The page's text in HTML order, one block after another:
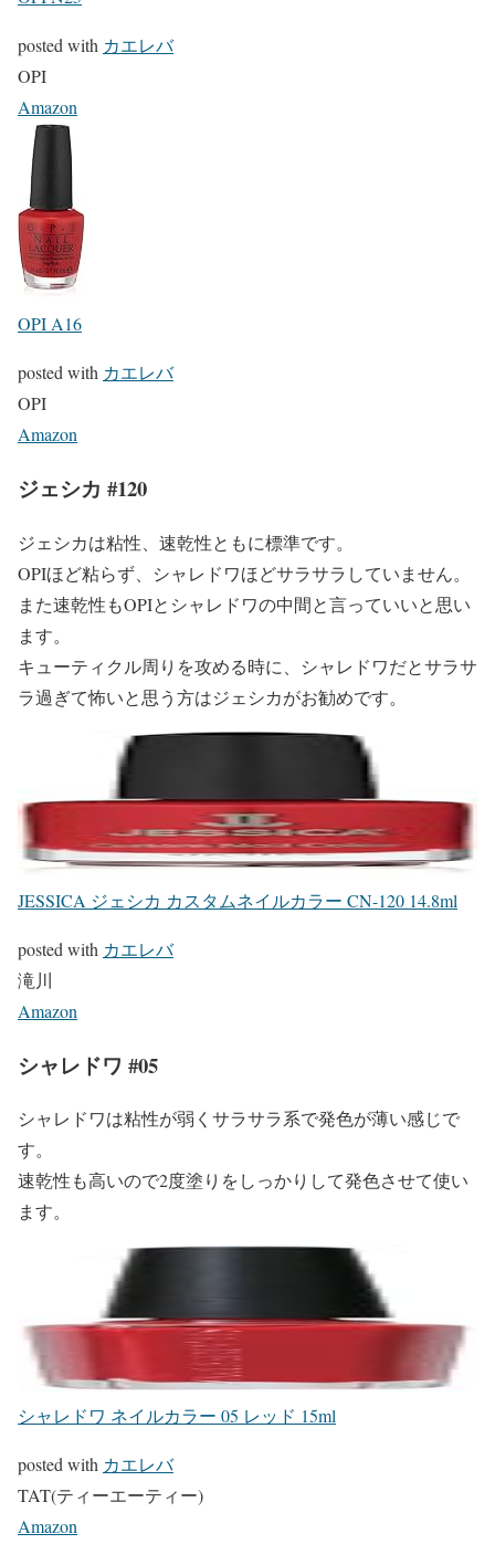
posted with カエレバ
OPI
Amazon
OPI A16
posted with カエレバ
OPI
Amazon
ジェシカ #120
ジェシカは粘性、速乾性ともに標準です。
OPIほど粘らず、シャレドワほどサラサラしていません。
また速乾性もOPIとシャレドワの中間と言っていいと思い
ます。
キューティクル周りを攻める時に、シャレドワだとサラサ
ラ過ぎて怖いと思う方はジェシカがお勧めです。
JESSICA ジェシカ カスタムネイルカラー CN-120 14.8ml
posted with カエレバ
滝川
Amazon
シャレドワ #05
シャレドワは粘性が弱くサラサラ系で発色が薄い感じで
す。
速乾性も高いので2度塗りをしっかりして発色させて使い
ます。
シャレドワ ネイルカラー 05 レッド 15ml
posted with カエレバ
TAT(ティーエーティー)
Amazon